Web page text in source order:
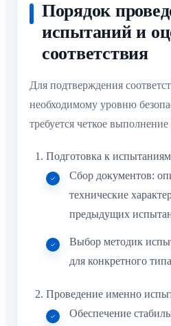
Порядок
испытаний и
соответствия
Для подтверждения
необходимому уровню
требуется четкое
Подготовка к
Сбор документов:
технические
предыдущих
Выбор методик
для конкретного
Проведение именно
Обеспечение